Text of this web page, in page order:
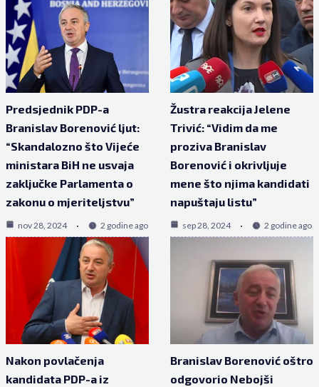
Predsjednik PDP-a
Branislav Borenović ljut:
“Skandalozno što Vijeće
ministara BiH ne usvaja
zaključke Parlamenta o
zakonu o mjeriteljstvu”
nov 28, 2024 2 godine ago
Žustra reakcija Jelene
Trivić: “Vidim da me
proziva Branislav
Borenović i okrivljuje
mene što njima kandidati
napuštaju listu”
sep 28, 2024 2 godine ago
Nakon povlačenja
kandidata PDP-a iz
Branislav Borenović oštro
odgovorio Nebojši